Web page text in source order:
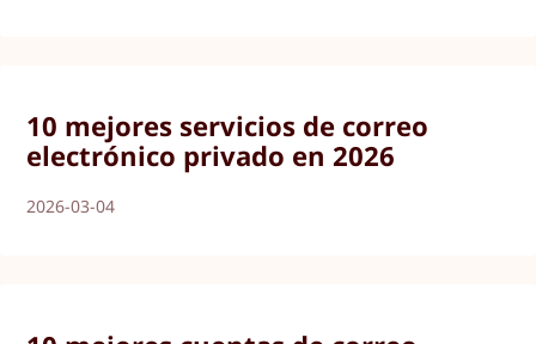
10 mejores servicios de correo
electrónico privado en 2026
2026-03-04